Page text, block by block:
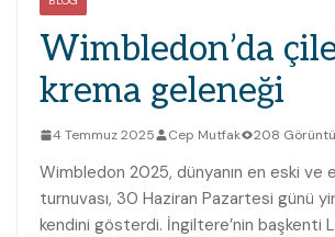
Wimbledon’da
krema geleneği
4 Temmuz 2025 Cep Mutfak 208
Wimbledon 2025, dünyanın en eski ve
turnuvası, 30 Haziran Pazartesi günü
kendini gösterdi. İngiltere’nin başkenti